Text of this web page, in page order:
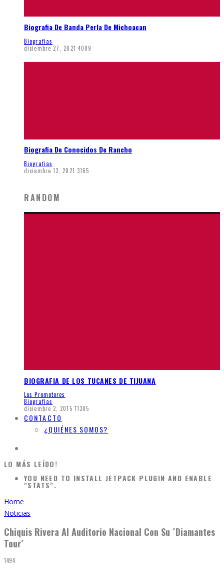
Biografia De Banda Perla De Michoacan
Biografias
diciembre 27, 2021 4009
Biografia De Conocidos De Rancho
Biografias
diciembre 13, 2021 3165
RANDOM
BIOGRAFIA DE LOS TUCANES DE TIJUANA
Los Promotores
Biografias
diciembre 2, 2015 11305
CONTACTO
¿QUIÉNES SOMOS?
LO MÁS LEÍDO!
YOU NEED TO INSTALL JETPACK PLUGIN AND ENABLE
"STATS".
Home
Noticias
Chiquis Rivera Al Auditorio Nacional Con Su ´Diamantes
Tour´
1494